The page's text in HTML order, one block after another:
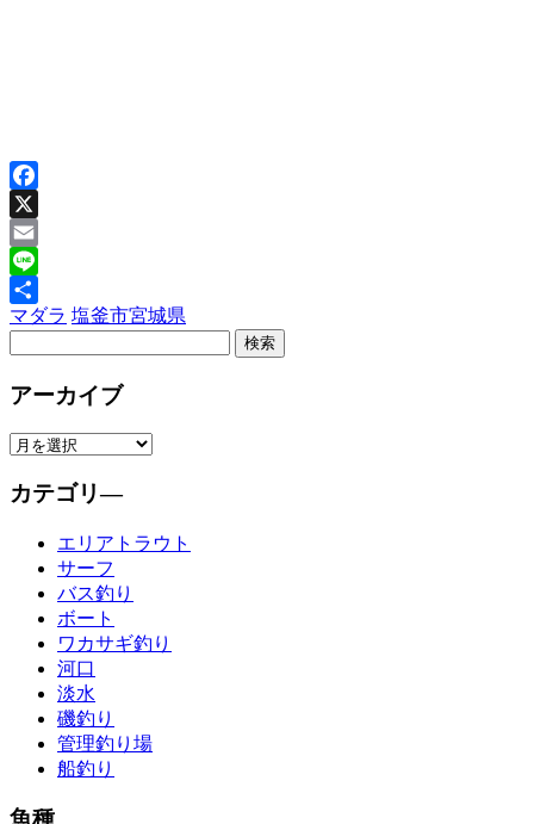
Facebook
X
Email
Line
共
マダラ 塩釜市宮城県
アーカイブ
カテゴリ―
エリアトラウト
サーフ
バス釣り
ボート
ワカサギ釣り
河口
淡水
磯釣り
管理釣り場
船釣り